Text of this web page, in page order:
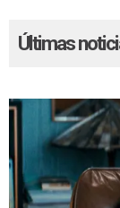
Últimas